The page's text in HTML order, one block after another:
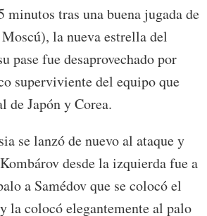
minutos tras una buena jugada de
la nueva estrella del
pase fue desaprovechado por
superviviente del equipo que
de Japón y Corea.
se lanzó de nuevo al ataque y
desde la izquierda fue a
a Samédov que se colocó el
la colocó elegantemente al palo